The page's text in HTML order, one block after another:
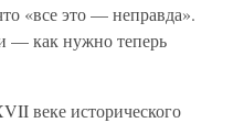
«все это — неправда».
— как нужно теперь
веке исторического